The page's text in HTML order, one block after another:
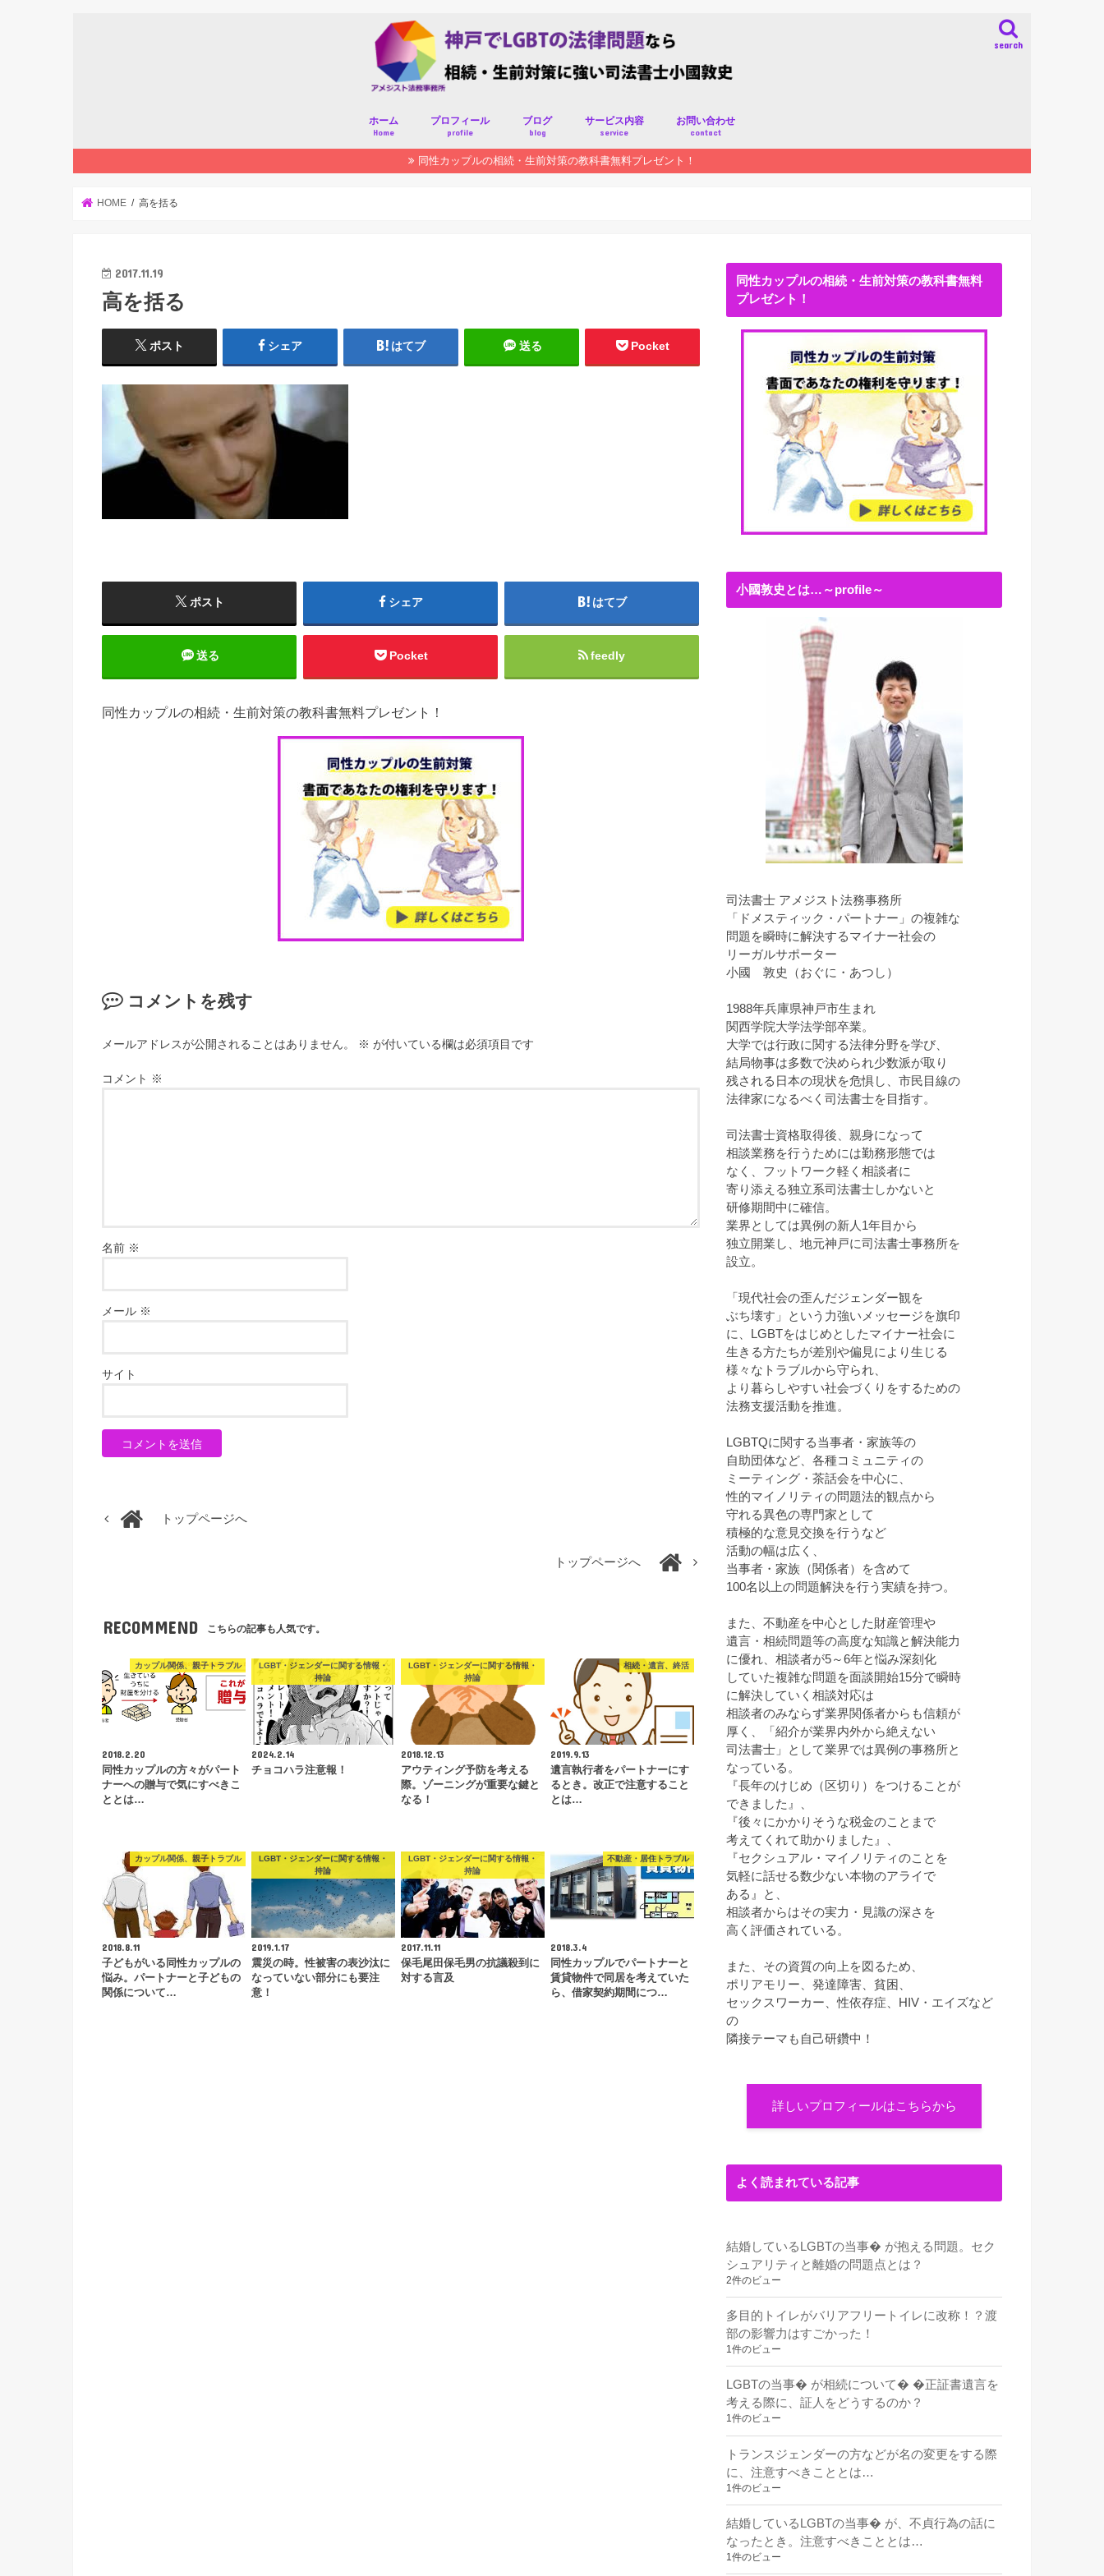
search
ホーム
Home
プロフィール
profile
ブログ
blog
サービス内容
service
お問い合わせ
contact
同性カップルの相続・生前対策の教科書無料プレゼント！
HOME 高を括る
2017.11.19
高を括る
ポスト シェア はてブ 送る Pocket
ポスト シェア はてブ
送る Pocket feedly
同性カップルの相続・生前対策の教科書無料プレゼント！
コメントを残す
メールアドレスが公開されることはありません。 ※ が付いている欄は必須項目です
コメント ※
名前 ※
メール ※
サイト
トップページへ
トップページへ
RECOMMEND こちらの記事も人気です。
カップル関係、親子トラブル
2018.2.20
同性カップルの方々がパート
ナーへの贈与で気にすべきこ
ととは…
LGBT・ジェンダーに関する情報・
持論
2024.2.14
チョコハラ注意報！
LGBT・ジェンダーに関する情報・
持論
2018.12.13
アウティング予防を考える
際。ゾーニングが重要な鍵と
なる！
相続・遺言、終活
2019.9.13
遺言執行者をパートナーにす
るとき。改正で注意すること
とは…
カップル関係、親子トラブル
2018.8.11
子どもがいる同性カップルの
悩み。パートナーと子どもの
関係について…
LGBT・ジェンダーに関する情報・
持論
2019.1.17
震災の時。性被害の表沙汰に
なっていない部分にも要注
意！
LGBT・ジェンダーに関する情報・
持論
2017.11.11
保毛尾田保毛男の抗議殺到に
対する言及
不動産・居住トラブル
2018.3.4
同性カップルでパートナーと
賃貸物件で同居を考えていた
ら、借家契約期間につ…
同性カップルの相続・生前対策の教科書無料
プレゼント！
小國敦史とは…～profile～
司法書士 アメジスト法務事務所
「ドメスティック・パートナー」の複雑な
問題を瞬時に解決するマイナー社会の
リーガルサポーター
小國 敦史（おぐに・あつし）
1988年兵庫県神戸市生まれ
関西学院大学法学部卒業。
大学では行政に関する法律分野を学び、
結局物事は多数で決められ少数派が取り
残される日本の現状を危惧し、市民目線の
法律家になるべく司法書士を目指す。
司法書士資格取得後、親身になって
相談業務を行うためには勤務形態では
なく、フットワーク軽く相談者に
寄り添える独立系司法書士しかないと
研修期間中に確信。
業界としては異例の新人1年目から
独立開業し、地元神戸に司法書士事務所を
設立。
「現代社会の歪んだジェンダー観を
ぶち壊す」という力強いメッセージを旗印
に、LGBTをはじめとしたマイナー社会に
生きる方たちが差別や偏見により生じる
様々なトラブルから守られ、
より暮らしやすい社会づくりをするための
法務支援活動を推進。
LGBTQに関する当事者・家族等の
自助団体など、各種コミュニティの
ミーティング・茶話会を中心に、
性的マイノリティの問題法的観点から
守れる異色の専門家として
積極的な意見交換を行うなど
活動の幅は広く、
当事者・家族（関係者）を含めて
100名以上の問題解決を行う実績を持つ。
また、不動産を中心とした財産管理や
遺言・相続問題等の高度な知識と解決能力
に優れ、相談者が5～6年と悩み深刻化
していた複雑な問題を面談開始15分で瞬時
に解決していく相談対応は
相談者のみならず業界関係者からも信頼が
厚く、「紹介が業界内外から絶えない
司法書士」として業界では異例の事務所と
なっている。
『長年のけじめ（区切り）をつけることが
できました』、
『後々にかかりそうな税金のことまで
考えてくれて助かりました』、
『セクシュアル・マイノリティのことを
気軽に話せる数少ない本物のアライで
ある』と、
相談者からはその実力・見識の深さを
高く評価されている。
また、その資質の向上を図るため、
ポリアモリー、発達障害、貧困、
セックスワーカー、性依存症、HIV・エイズなど
の
隣接テーマも自己研鑽中！
詳しいプロフィールはこちらから
よく読まれている記事
結婚しているLGBTの当事� が抱える問題。セク
シュアリティと離婚の問題点とは？
2件のビュー
多目的トイレがバリアフリートイレに改称！？渡
部の影響力はすごかった！
1件のビュー
LGBTの当事� が相続について� �正証書遺言を
考える際に、証人をどうするのか？
1件のビュー
トランスジェンダーの方などが名の変更をする際
に、注意すべきこととは…
1件のビュー
結婚しているLGBTの当事� が、不貞行為の話に
なったとき。注意すべきこととは…
1件のビュー